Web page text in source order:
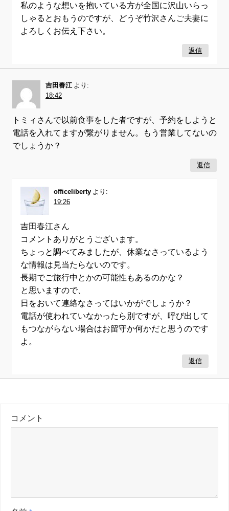
私のような想いを抱いている方が全国に沢山いらっ
しゃるとおもうのですが、どうぞ竹沢さんご夫妻に
よろしくお伝え下さい。
返信
吉田春江 より:
18:42
トミィさんで以前食事をした者ですが、予約をしようと
電話を入れてますが繋がりません。もう営業してないの
でしょうか？
返信
officeliberty より:
19:26
吉田春江さん
コメントありがとうございます。
ちょっと調べてみましたが、休業なさっているよう
な情報は見当たらないのです。
長期でご旅行中とかの可能性もあるのかな？
と思いますので、
日をおいて連絡なさってはいかがでしょうか？
電話が使われていなかったら別ですが、呼び出して
もつながらない場合はお留守か何かだと思うのです
よ。
返信
コメント